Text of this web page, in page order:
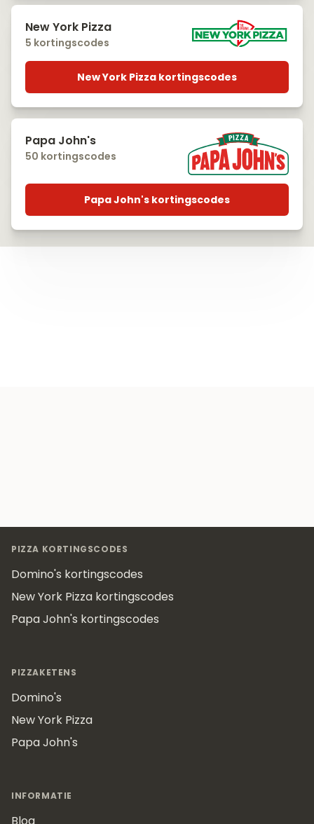
New York Pizza
5 kortingscodes
New York Pizza kortingscodes
Papa John's
50 kortingscodes
Papa John's kortingscodes
PIZZA KORTINGSCODES
Domino's kortingscodes
New York Pizza kortingscodes
Papa John's kortingscodes
PIZZAKETENS
Domino's
New York Pizza
Papa John's
INFORMATIE